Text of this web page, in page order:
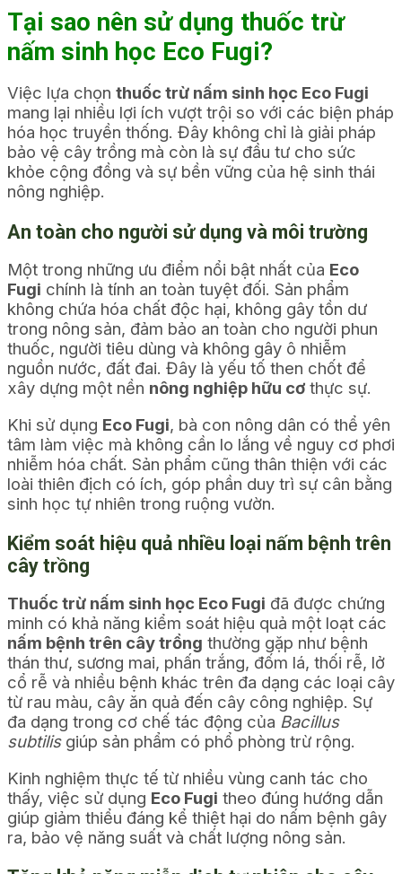
Tại sao nên sử dụng thuốc trừ
nấm sinh học Eco Fugi?
Việc lựa chọn thuốc trừ nấm sinh học Eco Fugi
mang lại nhiều lợi ích vượt trội so với các biện pháp
hóa học truyền thống. Đây không chỉ là giải pháp
bảo vệ cây trồng mà còn là sự đầu tư cho sức
khỏe cộng đồng và sự bền vững của hệ sinh thái
nông nghiệp.
An toàn cho người sử dụng và môi trường
Một trong những ưu điểm nổi bật nhất của Eco
Fugi chính là tính an toàn tuyệt đối. Sản phẩm
không chứa hóa chất độc hại, không gây tồn dư
trong nông sản, đảm bảo an toàn cho người phun
thuốc, người tiêu dùng và không gây ô nhiễm
nguồn nước, đất đai. Đây là yếu tố then chốt để
xây dựng một nền nông nghiệp hữu cơ thực sự.
Khi sử dụng Eco Fugi, bà con nông dân có thể yên
tâm làm việc mà không cần lo lắng về nguy cơ phơi
nhiễm hóa chất. Sản phẩm cũng thân thiện với các
loài thiên địch có ích, góp phần duy trì sự cân bằng
sinh học tự nhiên trong ruộng vườn.
Kiểm soát hiệu quả nhiều loại nấm bệnh trên
cây trồng
Thuốc trừ nấm sinh học Eco Fugi đã được chứng
minh có khả năng kiểm soát hiệu quả một loạt các
nấm bệnh trên cây trồng thường gặp như bệnh
thán thư, sương mai, phấn trắng, đốm lá, thối rễ, lở
cổ rễ và nhiều bệnh khác trên đa dạng các loại cây
từ rau màu, cây ăn quả đến cây công nghiệp. Sự
đa dạng trong cơ chế tác động của Bacillus
subtilisgiúp sản phẩm có phổ phòng trừ rộng.
Kinh nghiệm thực tế từ nhiều vùng canh tác cho
thấy, việc sử dụng Eco Fugi theo đúng hướng dẫn
giúp giảm thiểu đáng kể thiệt hại do nấm bệnh gây
ra, bảo vệ năng suất và chất lượng nông sản.